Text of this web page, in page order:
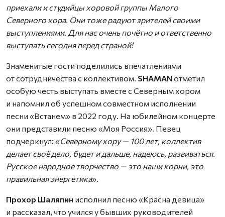
приехали и студийцы хоровой группы Малого
Северного хора. Они тоже радуют зрителей своими
выступлениями. Для нас очень почётно и ответственно
выступать сегодня перед страной!
Знаменитые гости поделились впечатлениями
от сотрудничества с коллективом. SHAMAN отметил
особую честь выступать вместе с Северным хором
и напомнил об успешном совместном исполнении
песни «Встанем» в 2022 году. На юбилейном концерте
они представили песню «Моя Россия». Певец
подчеркнул: «Северному хору — 100 лет, коллектив
делает своё дело, будет и дальше, надеюсь, развиваться.
Русское народное творчество — это наши корни, это
правильная энергетика».
Прохор Шаляпин исполнил песню «Красна девица»
и рассказал, что учился у бывших руководителей